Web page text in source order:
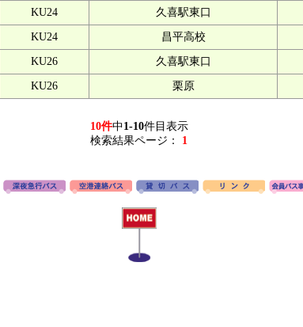
KU24 久喜駅東口
KU24 昌平高校
KU26 久喜駅東口
KU26 栗原
10件中1-10件目表示
検索結果ページ：
1